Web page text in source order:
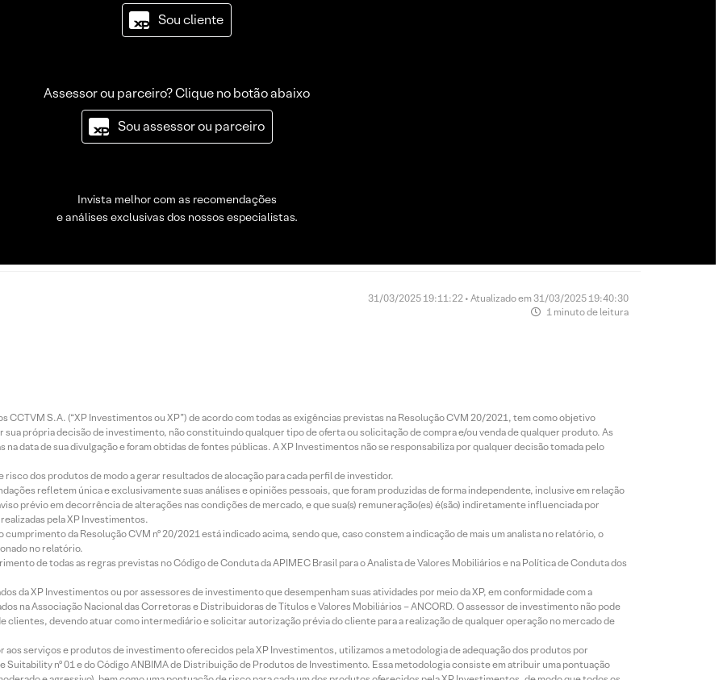
Sou cliente
Assessor ou parceiro? Clique no botão abaixo
Sou assessor ou parceiro
Invista melhor com as recomendações
e análises exclusivas dos nossos especialistas.
31/03/2025 19:11:22 • Atualizado em 31/03/2025 19:40:30
1 minuto de leitura
CCTVM S.A. (“XP Investimentos ou XP”) de acordo com todas as exigências previstas na Resolução CVM 20/2021, tem como objetivo
própria decisão de investimento, não constituindo qualquer tipo de oferta ou solicitação de compra e/ou venda de qualquer produto. As
data de sua divulgação e foram obtidas de fontes públicas. A XP Investimentos não se responsabiliza por qualquer decisão tomada pelo
dos produtos de modo a gerar resultados de alocação para cada perfil de investidor.
refletem única e exclusivamente suas análises e opiniões pessoais, que foram produzidas de forma independente, inclusive em relação
prévio em decorrência de alterações nas condições de mercado, e que sua(s) remuneração(es) é(são) indiretamente influenciada por
pela XP Investimentos.
da Resolução CVM nº 20/2021 está indicado acima, sendo que, caso constem a indicação de mais um analista no relatório, o
no relatório.
de todas as regras previstas no Código de Conduta da APIMEC Brasil para o Analista de Valores Mobiliários e na Política de Conduta dos
da XP Investimentos ou por assessores de investimento que desempenham suas atividades por meio da XP, em conformidade com a
na Associação Nacional das Corretoras e Distribuidoras de Títulos e Valores Mobiliários – ANCORD. O assessor de investimento não pode
devendo atuar como intermediário e solicitar autorização prévia do cliente para a realização de qualquer operação no mercado de
aos serviços e produtos de investimento oferecidos pela XP Investimentos, utilizamos a metodologia de adequação dos produtos por
nº 01 e do Código ANBIMA de Distribuição de Produtos de Investimento. Essa metodologia consiste em atribuir uma pontuação